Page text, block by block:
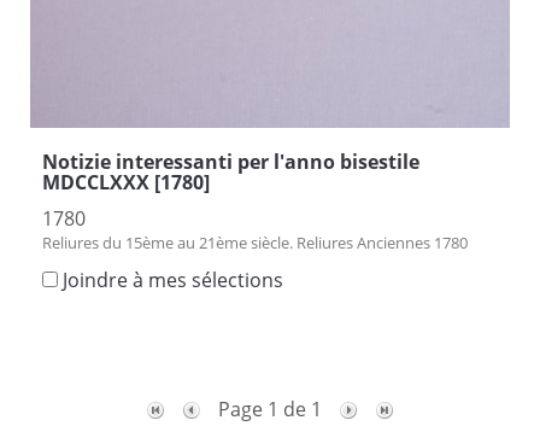
Notizie interessanti per l'anno bisestile
MDCCLXXX [1780]
1780
Reliures du 15ème au 21ème siècle. Reliures Anciennes 1780
Joindre à mes sélections
Page 1 de 1